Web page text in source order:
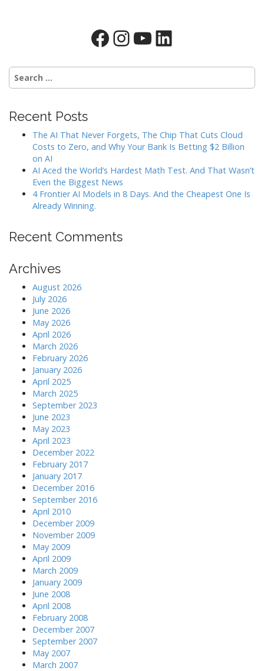
v
g
a
t
Facebook
Instagram
YouTube
LinkedIn
Search
for:
Recent Posts
The AI That Never Forgets, The Chip That Cuts Cloud
Costs to Zero, and Why Your Bank Is Betting $2 Billion
on AI
AI Aced the World’s Hardest Math Test. And That Wasn’t
Even the Biggest News
4 Frontier AI Models in 8 Days. And the Cheapest One Is
Already Winning.
Recent Comments
Archives
August 2026
July 2026
June 2026
May 2026
April 2026
March 2026
February 2026
January 2026
April 2025
March 2025
September 2023
June 2023
May 2023
April 2023
December 2022
February 2017
January 2017
December 2016
September 2016
April 2010
December 2009
November 2009
May 2009
April 2009
March 2009
January 2009
June 2008
April 2008
February 2008
December 2007
September 2007
May 2007
March 2007